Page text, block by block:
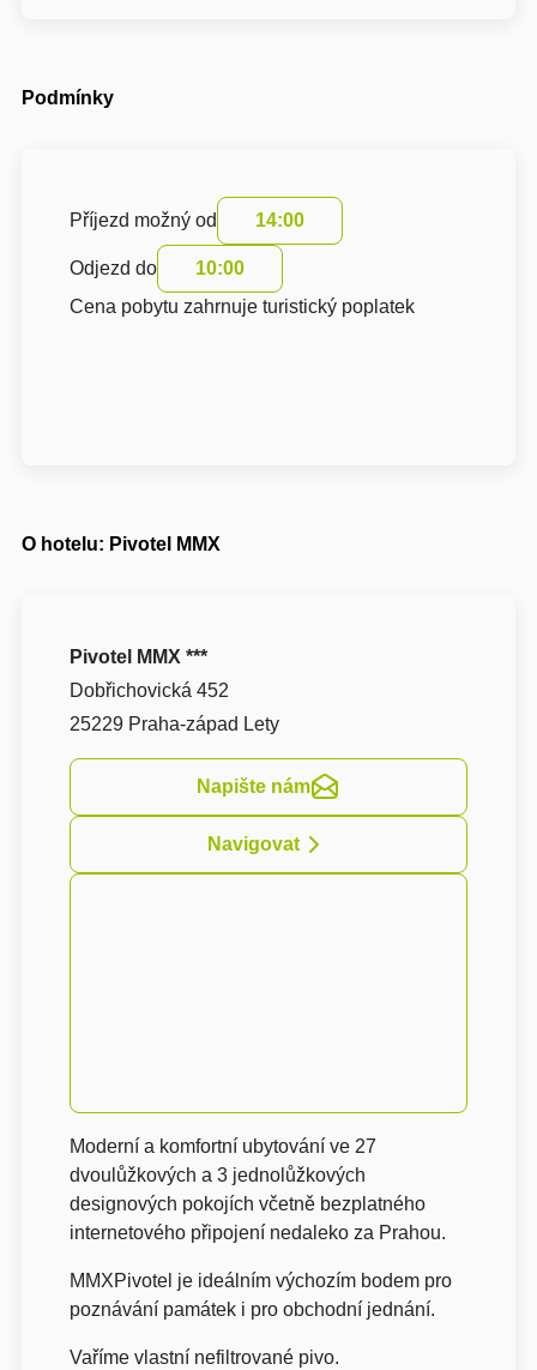
Podmínky
Příjezd možný od 14:00
Odjezd do
10:00
Cena pobytu zahrnuje turistický poplatek
O hotelu: Pivotel MMX
Pivotel MMX ***
Dobřichovická 452
25229 Praha-západ Lety
Napište nám
Navigovat
Moderní a komfortní ubytování ve 27
dvoulůžkových a 3 jednolůžkových
designových pokojích včetně bezplatného
internetového připojení nedaleko za Prahou.
MMXPivotel je ideálním výchozím bodem pro
poznávání památek i pro obchodní jednání.
Vaříme vlastní nefiltrované pivo.